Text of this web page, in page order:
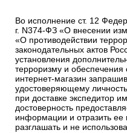
Во исполнение ст. 12
г. N374-ФЗ «О внесении
«О противодействии
законодательных актов
установления
терроризму и обеспечения
интернет-магазин
удостоверяющему
при доставке экспедитор
достоверность
информации и отразить
разглашать и не